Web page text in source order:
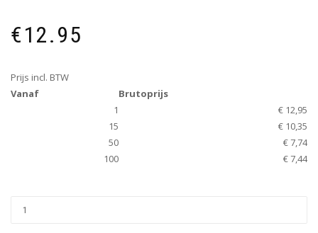
€12.95
Prijs incl. BTW
Vanaf
Brutoprijs
1
€ 12,95
15
€ 10,35
50
€ 7,74
100
€ 7,44